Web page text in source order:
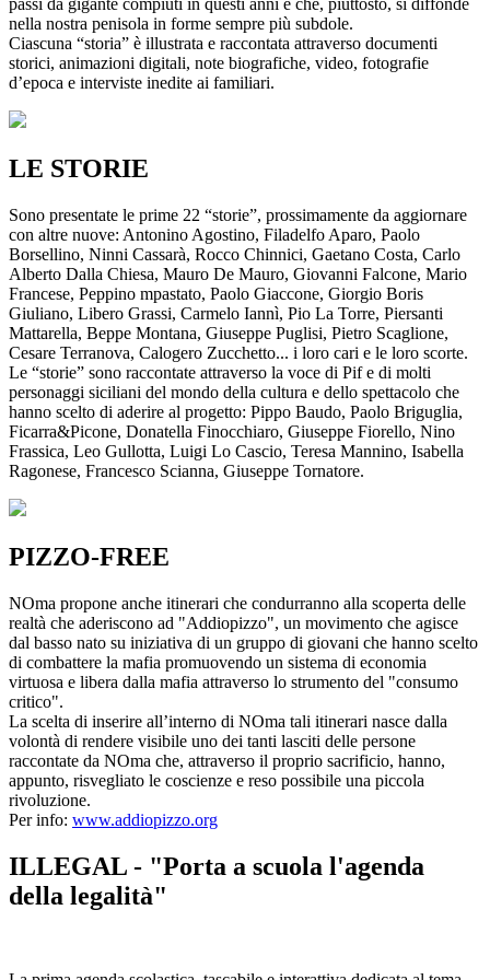
passi da gigante compiuti in questi anni e che, piuttosto, si diffonde
nella nostra penisola in forme sempre più subdole.
Ciascuna “storia” è illustrata e raccontata attraverso documenti
storici, animazioni digitali, note biografiche, video, fotografie
d’epoca e interviste inedite ai familiari.
LE STORIE
Sono presentate le prime 22 “storie”, prossimamente da aggiornare
con altre nuove: Antonino Agostino, Filadelfo Aparo, Paolo
Borsellino, Ninni Cassarà, Rocco Chinnici, Gaetano Costa, Carlo
Alberto Dalla Chiesa, Mauro De Mauro, Giovanni Falcone, Mario
Francese, Peppino mpastato, Paolo Giaccone, Giorgio Boris
Giuliano, Libero Grassi, Carmelo Iannì, Pio La Torre, Piersanti
Mattarella, Beppe Montana, Giuseppe Puglisi, Pietro Scaglione,
Cesare Terranova, Calogero Zucchetto... i loro cari e le loro scorte.
Le “storie” sono raccontate attraverso la voce di Pif e di molti
personaggi siciliani del mondo della cultura e dello spettacolo che
hanno scelto di aderire al progetto: Pippo Baudo, Paolo Briguglia,
Ficarra&Picone, Donatella Finocchiaro, Giuseppe Fiorello, Nino
Frassica, Leo Gullotta, Luigi Lo Cascio, Teresa Mannino, Isabella
Ragonese, Francesco Scianna, Giuseppe Tornatore.
PIZZO-FREE
NOma propone anche itinerari che condurranno alla scoperta delle
realtà che aderiscono ad "Addiopizzo", un movimento che agisce
dal basso nato su iniziativa di un gruppo di giovani che hanno scelto
di combattere la mafia promuovendo un sistema di economia
virtuosa e libera dalla mafia attraverso lo strumento del "consumo
critico".
La scelta di inserire all’interno di NOma tali itinerari nasce dalla
volontà di rendere visibile uno dei tanti lasciti delle persone
raccontate da NOma che, attraverso il proprio sacrificio, hanno,
appunto, risvegliato le coscienze e reso possibile una piccola
rivoluzione.
Per info: www.addiopizzo.org
ILLEGAL - "Porta a scuola l'agenda
della legalità"